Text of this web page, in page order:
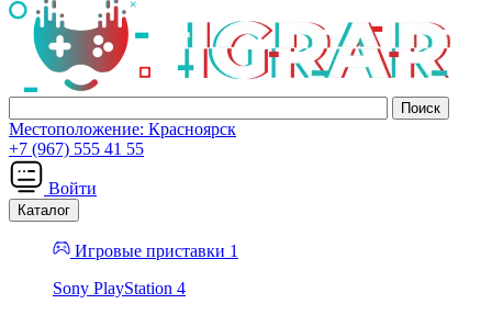
Местоположение: Красноярск
+7 (967) 555 41 55
Войти
Каталог
Игровые приставки 1
Sony PlayStation 4